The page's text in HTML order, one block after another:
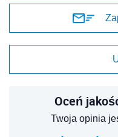
Oceń
Twoja opinia